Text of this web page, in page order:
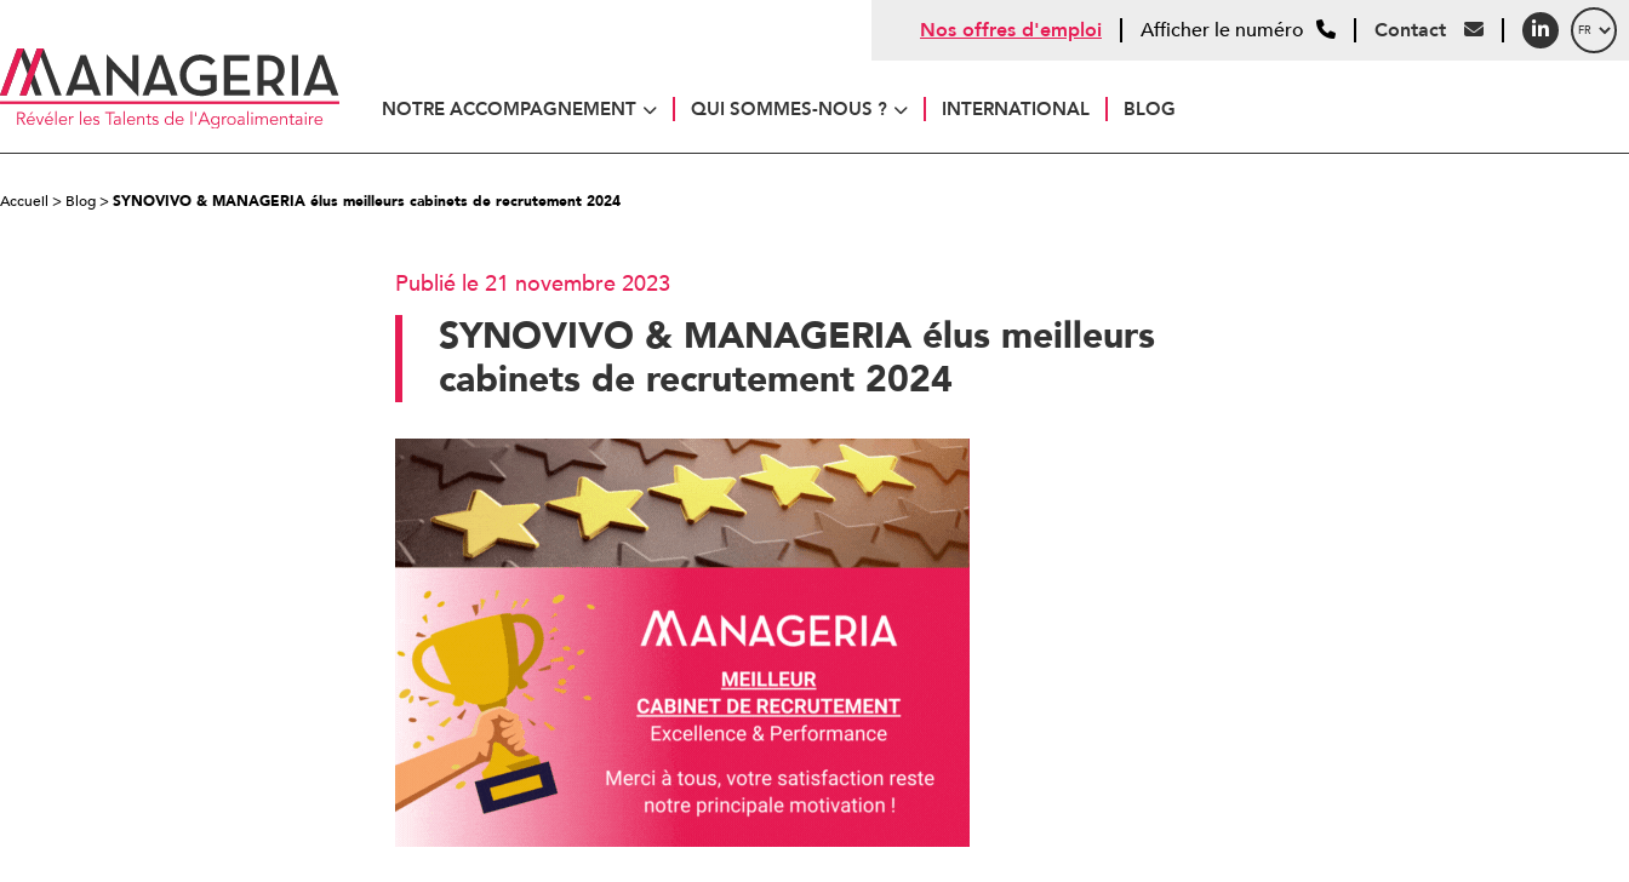
NOTRE ACCOMPAGNEMENT QUI SOMMES-NOUS ? INTERNATIONAL BLOG
Nos offres d'emploi Afficher le numéro Contact
Accueil > Blog>SYNOVIVO & MANAGERIA élus meilleurs cabinets de recrutement 2024
Publié le 21 novembre 2023
SYNOVIVO & MANAGERIA élus meilleurs
cabinets de recrutement 2024